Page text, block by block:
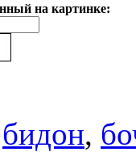
на картинке:
бидон,